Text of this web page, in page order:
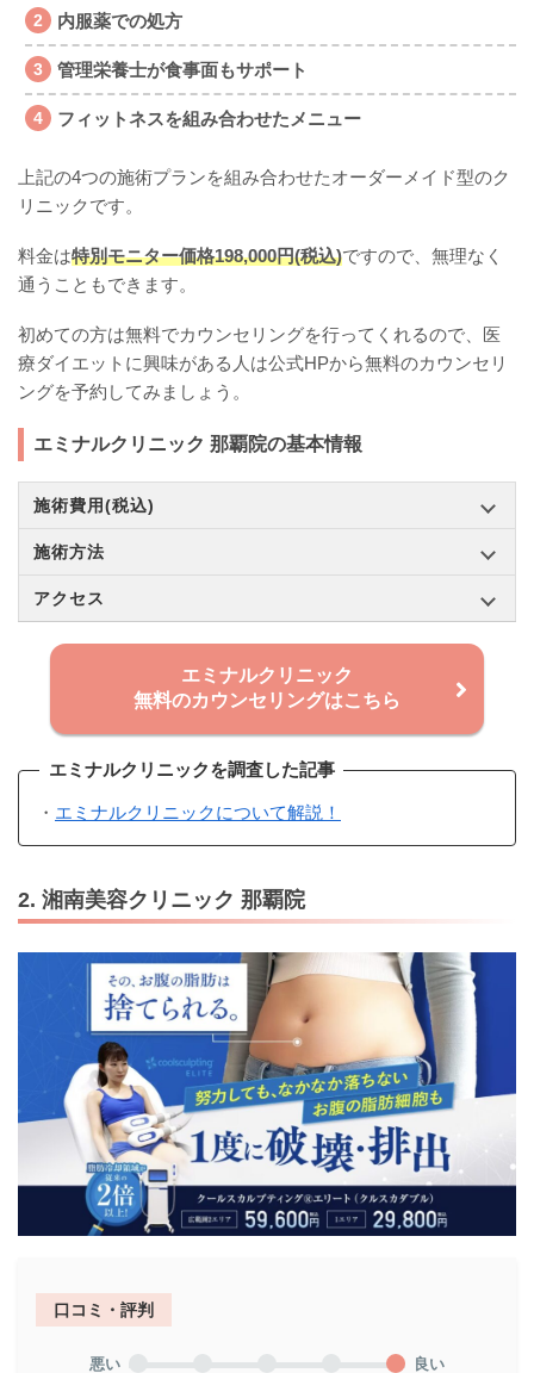
内服薬での処方
管理栄養士が食事面もサポート
フィットネスを組み合わせたメニュー
上記の4つの施術プランを組み合わせたオーダーメイド型のク
リニックです。
料金は特別モニター価格198,000円(税込)ですので、無理なく
通うこともできます。
初めての方は無料でカウンセリングを行ってくれるので、医
療ダイエットに興味がある人は公式HPから無料のカウンセリ
ングを予約してみましょう。
エミナルクリニック 那覇院の基本情報
施術費用(税込)
施術方法
アクセス
エミナルクリニック
無料のカウンセリングはこちら
エミナルクリニックを調査した記事
・ エミナルクリニックについて解説！
2. 湘南美容クリニック 那覇院
口コミ・評判
悪い 良い